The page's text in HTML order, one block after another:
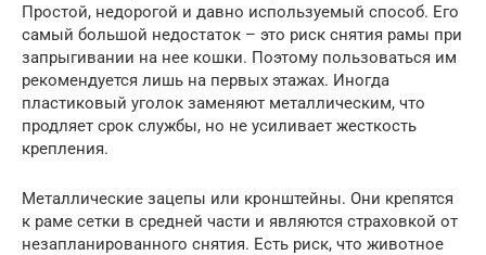
Простой, недорогой и давно используемый способ. Его
самый большой недостаток – это риск снятия рамы при
запрыгивании на нее кошки. Поэтому пользоваться им
рекомендуется лишь на первых этажах. Иногда
пластиковый уголок заменяют металлическим, что
продляет срок службы, но не усиливает жесткость
крепления.
Металлические зацепы или кронштейны. Они крепятся
к раме сетки в средней части и являются страховкой от
незапланированного снятия. Есть риск, что животное